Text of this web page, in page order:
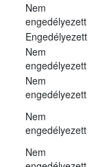
Nem
engedélyezett
Engedélyezett
Nem
engedélyezett
Nem
engedélyezett
Nem
engedélyezett
Nem